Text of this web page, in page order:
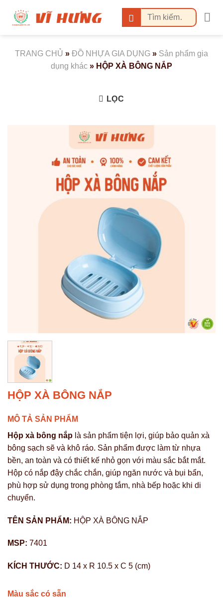
Tìm
kiếm:
TRANG CHỦ » ĐỒ NHỰA GIA DỤNG » Sản phẩm gia
dụng khác » HỘP XÀ BÔNG NẮP
LỌC
HỘP XÀ BÔNG NẮP
MÔ TẢ SẢN PHẨM
Hộp xà bông nắp là sản phẩm tiện lợi, giúp bảo quản xà
bông sạch sẽ và khô ráo. Sản phẩm được làm từ nhựa
bền, an toàn và có thiết kế nhỏ gọn với màu sắc bắt mắt.
Hộp có nắp đậy chắc chắn, giúp ngăn nước và bụi bẩn,
phù hợp sử dụng trong phòng tắm, nhà bếp hoặc khi di
chuyển.
TÊN SẢN PHẨM: HỘP XÀ BÔNG NẮP
MSP: 7401
KÍCH THƯỚC: D 14 x R 10.5 x C 5 (cm)
Màu sắc có sẵn